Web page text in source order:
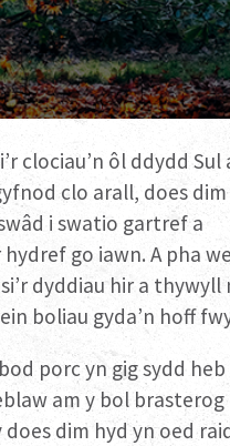
clociau’n ôl ddydd Sul
clo arall, does dim
i swatio gartref a
hydref go iawn. A pha
dyddiau hir a thywyll
boliau gyda’n hoff
porc yn gig sydd
am y bol brasterog
does dim hyd yn oed